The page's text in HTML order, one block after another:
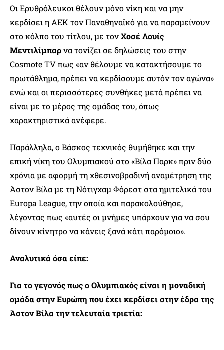
Οι Ερυθρόλευκοι θέλουν μόνο νίκη και να μην
κερδίσει η ΑΕΚ τον Παναθηναϊκό για να παραμείνουν
στο κόλπο του τίτλου, με τονΧοσέ Λουίς
Μεντιλίμπαρνα τονίζει σε δηλώσεις του στην
Cosmote TV πως «αν θέλουμε να κατακτήσουμε το
πρωτάθλημα, πρέπει να κερδίσουμε αυτόν τον αγώνα»
ενώ και οι περισσότερες συνθήκες μετά πρέπει να
είναι με το μέρος της ομάδας του, όπως
χαρακτηριστικά ανέφερε.
Παράλληλα, ο Βάσκος τεχνικός θυμήθηκε και την
επική νίκη του Ολυμπιακού στο «Βίλα Παρκ» πριν δύο
χρόνια με αφορμή τη χθεσινοβραδινή αναμέτρηση της
Άστον Βίλα με τη Νότιγχαμ Φόρεστ στα ημιτελικά του
Europa League, την οποία και παρακολούθησε,
λέγοντας πως «αυτές οι μνήμες υπάρχουν για να σου
δίνουν κίνητρο να κάνεις ξανά κάτι παρόμοιο».
Αναλυτικά όσα είπε:
Για το γεγονός πως ο Ολυμπιακός είναι η μοναδική
ομάδα στην Ευρώπη που έχει κερδίσει στην έδρα της
Άστον Βίλα την τελευταία τριετία: